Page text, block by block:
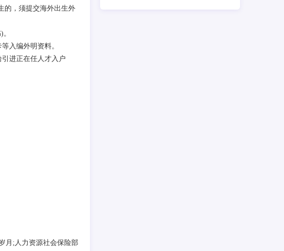
的，须提交海外出生外
入编外明资料。
进正在任人才入户
月;人力资源社会保险部